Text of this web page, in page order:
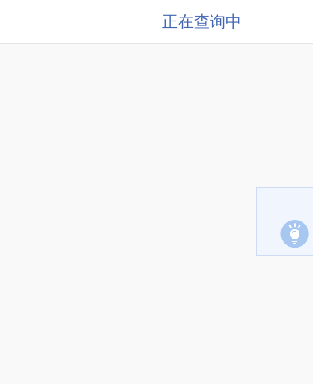
正在查询中